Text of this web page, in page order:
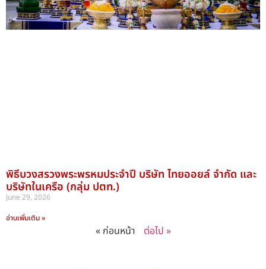
พิธีบวงสรวงพระพรหมประจำปี บริษัท ไทยออยล์ จำกัด และ
บริษัทในเครือ (กลุ่ม ปตท.)
June 29, 2026
อ่านเพิ่มเติม »
« ก่อนหน้า ต่อไป »